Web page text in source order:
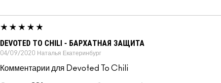
DEVOTED TO CHILI - БАРХАТНАЯ ЗАЩИТА
04/09/2020 Наталья Екатеринбург
Комментарии для Devoted To Chili